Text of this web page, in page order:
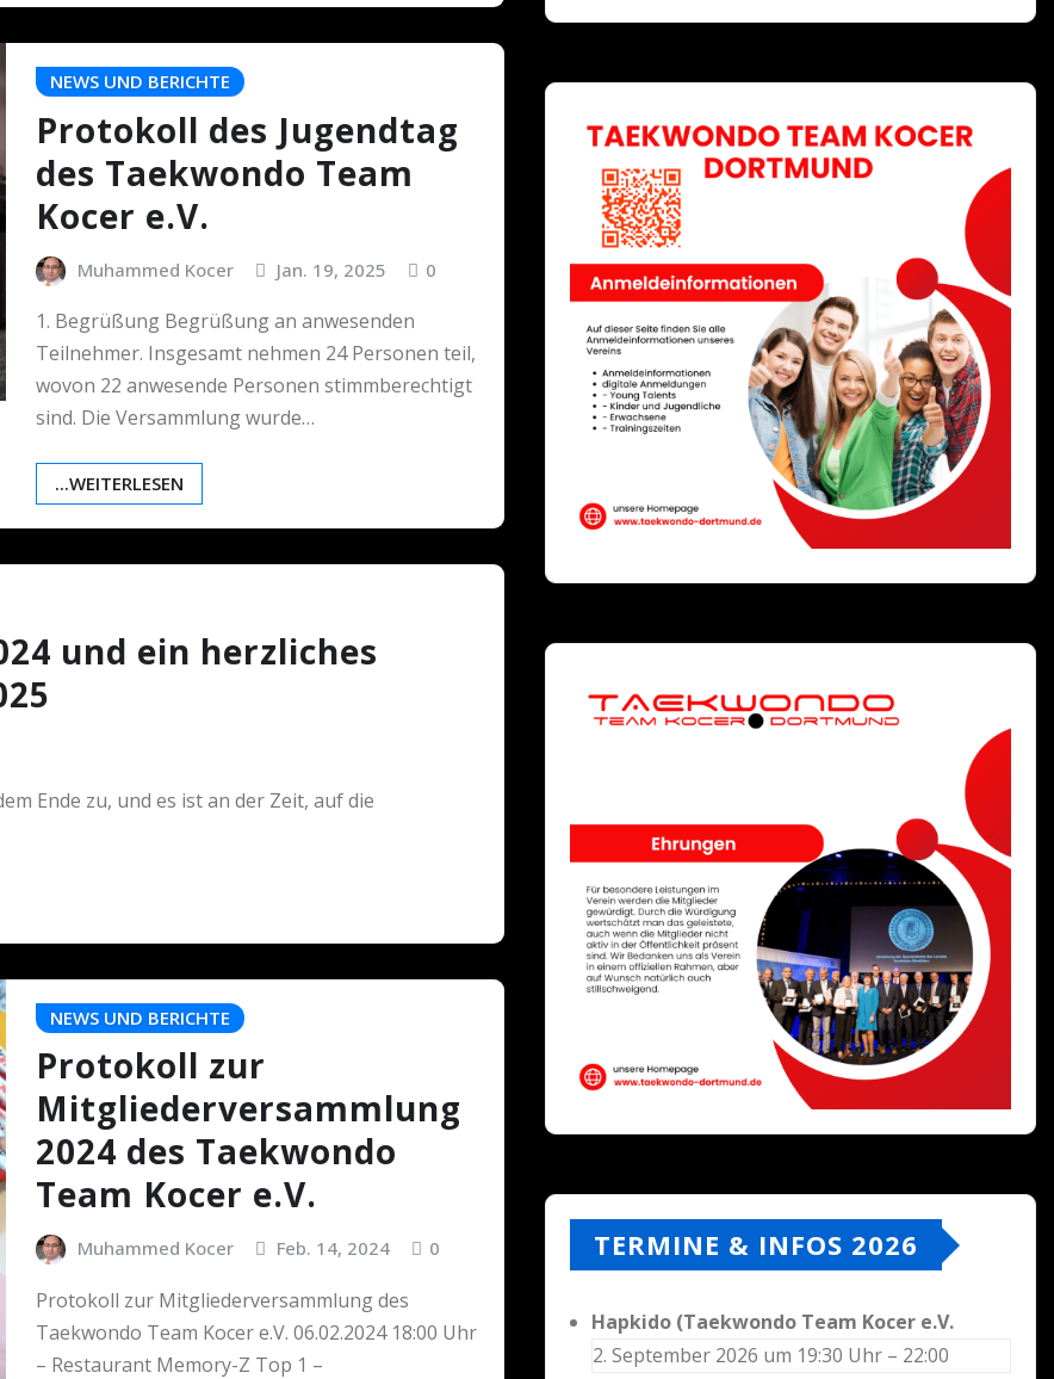
NEWS UND BERICHTE
Protokoll des Jugendtag
des Taekwondo Team
Kocer e.V.
Muhammed Kocer Jan. 19, 2025 0
1. Begrüßung Begrüßung an anwesenden
Teilnehmer. Insgesamt nehmen 24 Personen teil,
wovon 22 anwesende Personen stimmberechtigt
sind. Die Versammlung wurde…
...WEITERLESEN
und ein herzliches
Ende zu, und es ist an der Zeit, auf die
NEWS UND BERICHTE
Protokoll zur
Mitgliederversammlung
2024 des Taekwondo
Team Kocer e.V.
Muhammed Kocer Feb. 14, 2024 0
Protokoll zur Mitgliederversammlung des
Taekwondo Team Kocer e.V. 06.02.2024 18:00 Uhr
– Restaurant Memory-Z Top 1 –
TERMINE & INFOS 2026
Hapkido (Taekwondo Team Kocer e.V.
2. September 2026 um 19:30 Uhr – 22:00